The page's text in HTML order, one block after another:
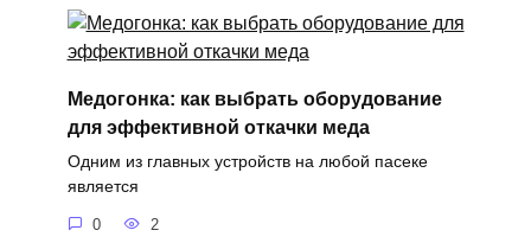
Медогонка: как выбрать оборудование
для эффективной откачки меда
Одним из главных устройств на любой пасеке
является
0 2